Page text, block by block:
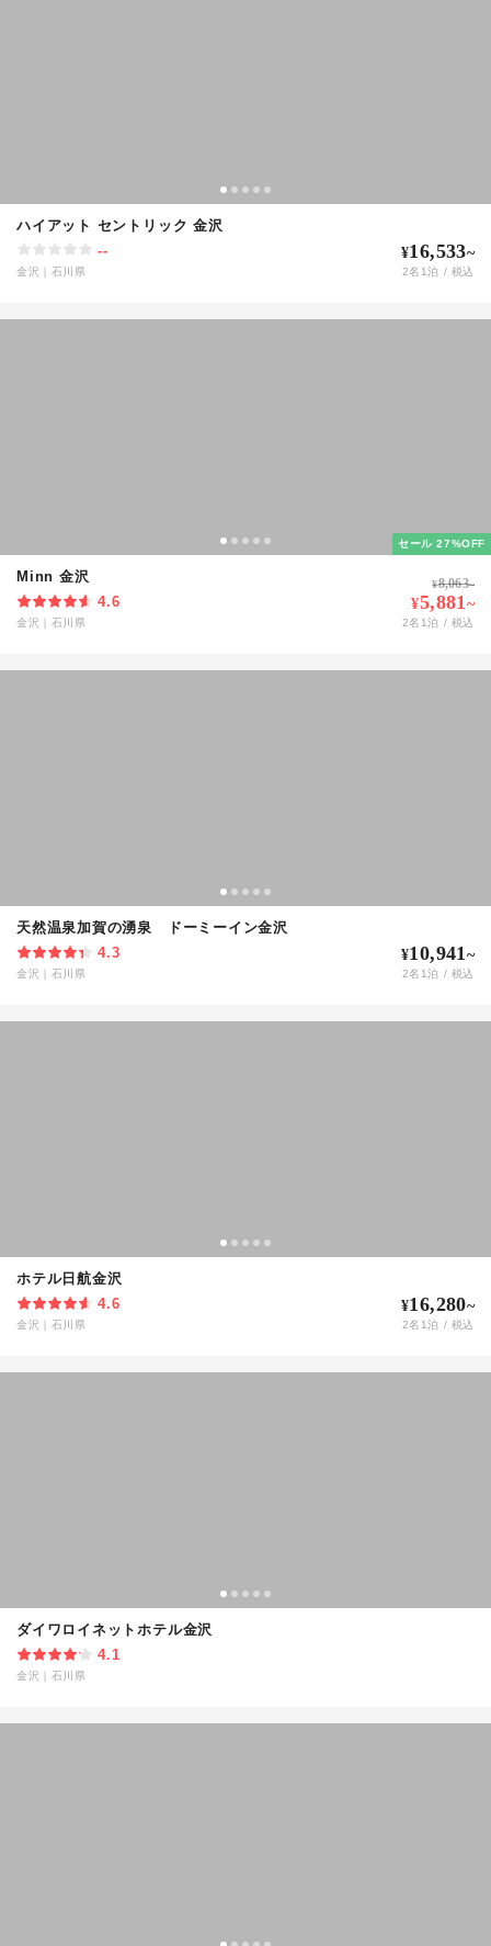
ハイアット セントリック 金沢
--
金沢 石川県
¥16,533~
2名 1泊 / 税込
セール 27%OFF
Minn 金沢
4.6
金沢 石川県
¥8,063~
¥5,881 ~
2名 1泊 / 税込
天然温泉加賀の湧泉 ドーミーイン金沢
4.3
金沢 石川県
¥10,941 ~
2名 1泊 / 税込
ホテル日航金沢
4.6
金沢 石川県
¥16,280~
2名 1泊 / 税込
ダイワロイネットホテル金沢
4.1
金沢 石川県